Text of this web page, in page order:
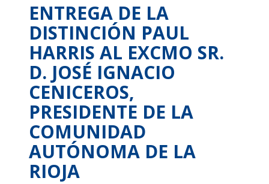
ENTREGA DE LA
DISTINCIÓN PAUL
HARRIS AL EXCMO SR.
D. JOSÉ IGNACIO
CENICEROS,
PRESIDENTE DE LA
COMUNIDAD
AUTÓNOMA DE LA
RIOJA